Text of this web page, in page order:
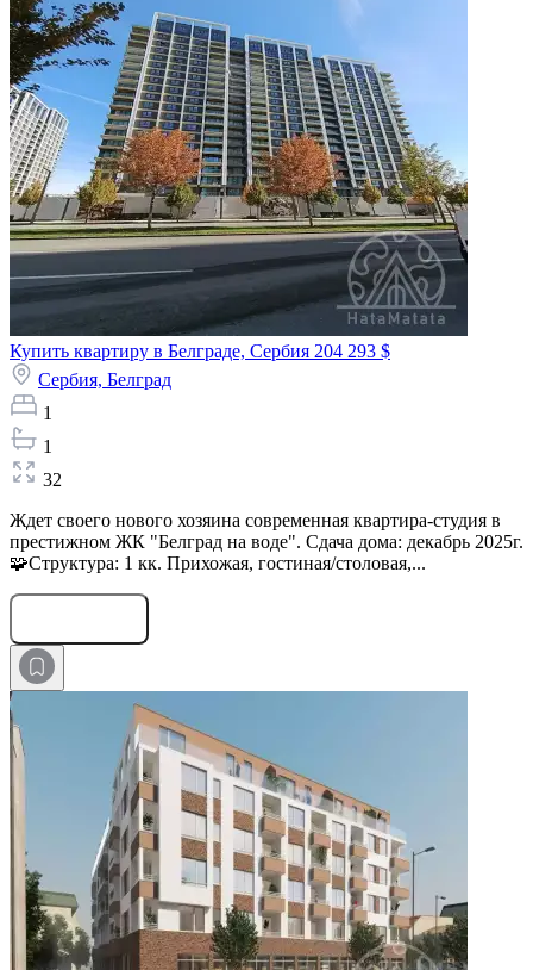
Купить квартиру в Белграде, Сербия 204 293 $
Сербия, Белград
1
1
32
Ждет своего нового хозяина современная квартира-студия в
престижном ЖК "Белград на воде". Сдача дома: декабрь 2025г.
🧩Структура: 1 кк. Прихожая, гостиная/столовая,...